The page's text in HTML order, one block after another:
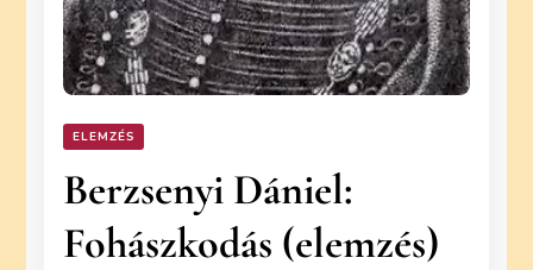
ELEMZÉS
Berzsenyi Dániel:
Fohászkodás (elemzés)